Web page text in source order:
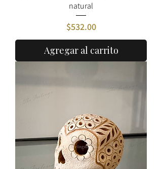
natural
Precio
$532.00
Agregar al carrito